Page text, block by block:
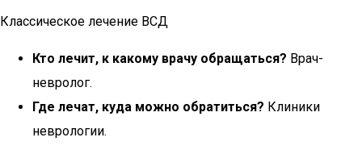
Классическое лечение ВСД
Кто лечит, к какому врачу обращаться? Врач-
невролог.
Где лечат, куда можно обратиться? Клиники
неврологии.